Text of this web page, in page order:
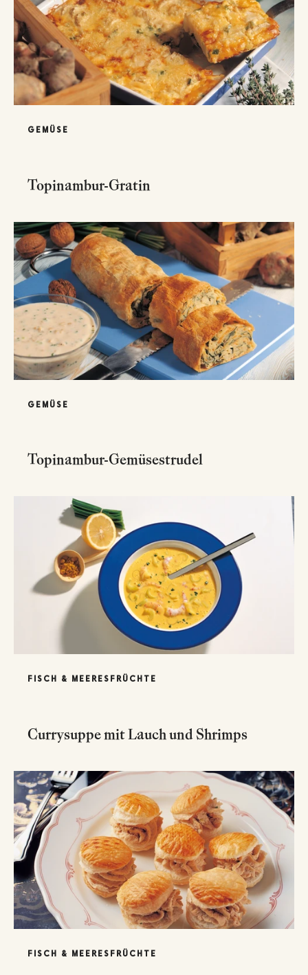
GEMÜSE
Topinambur-Gratin
GEMÜSE
Topinambur-Gemüsestrudel
FISCH & MEERESFRÜCHTE
Currysuppe mit Lauch und Shrimps
FISCH & MEERESFRÜCHTE